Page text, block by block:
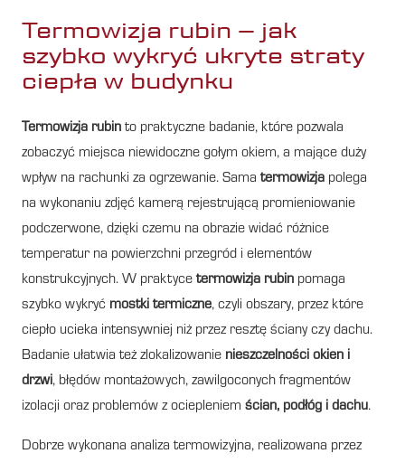
Termowizja rubin – jak
szybko wykryć ukryte straty
ciepła w budynku
Termowizja rubin to praktyczne badanie, które pozwala
zobaczyć miejsca niewidoczne gołym okiem, a mające duży
wpływ na rachunki za ogrzewanie. Sama termowizja polega
na wykonaniu zdjęć kamerą rejestrującą promieniowanie
podczerwone, dzięki czemu na obrazie widać różnice
temperatur na powierzchni przegród i elementów
konstrukcyjnych. W praktyce termowizja rubin pomaga
szybko wykryć mostki termiczne, czyli obszary, przez które
ciepło ucieka intensywniej niż przez resztę ściany czy dachu.
Badanie ułatwia też zlokalizowanie nieszczelności okien i
drzwi, błędów montażowych, zawilgoconych fragmentów
izolacji oraz problemów z ociepleniem ścian, podłóg i dachu.
Dobrze wykonana analiza termowizyjna, realizowana przez